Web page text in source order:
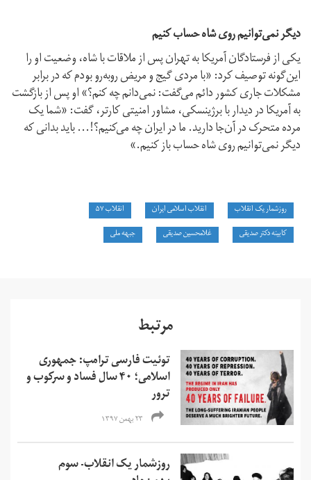
دیگر نمی‌توانیم روی شاه حساب کنیم
یکی از فرستادگان آمریکا به تهران پس از ملاقات با شاه، وضعیت او را
این‌گونه توصیف کرد: «با مردی گیج و مریض روبه‌رو بودم که در برابر
مشکلات جاری کشور دائم می‌گفت: نمی‌دانم چه کنم؟» او پس از بازگشت
به آمریکا در دیدار با برژینسکی، مشاور امنیتی کارتر، گفت: «شما یک
مرده متحرک در آن‌جا دارید. ما در ایران چه می‌کنیم؟!... باید بدانی که
دیگر نمی‌توانیم روی شاه حساب باز کنیم.»
روزشمار یک انقلاب انقلاب اسلامی ایران
انقلاب ۵۷
کابینه دکتر صدیقی
غلامحسین صدیقی جبهه ملی
مرتبط
توئیت فارسی ترامپ: جمهوری
اسلامی؛ ۴۰ سال فساد و سرکوب و
ترور
۲۳ بهمن ۱۳۹۷
روزشمار یک انقلاب- سوم